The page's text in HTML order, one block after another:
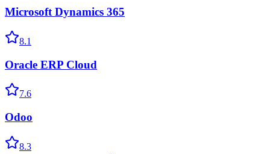
Microsoft Dynamics 365
8.1
Oracle ERP Cloud
7.6
Odoo
8.3